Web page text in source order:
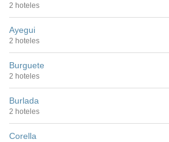
2 hoteles
Ayegui
2 hoteles
Burguete
2 hoteles
Burlada
2 hoteles
Corella